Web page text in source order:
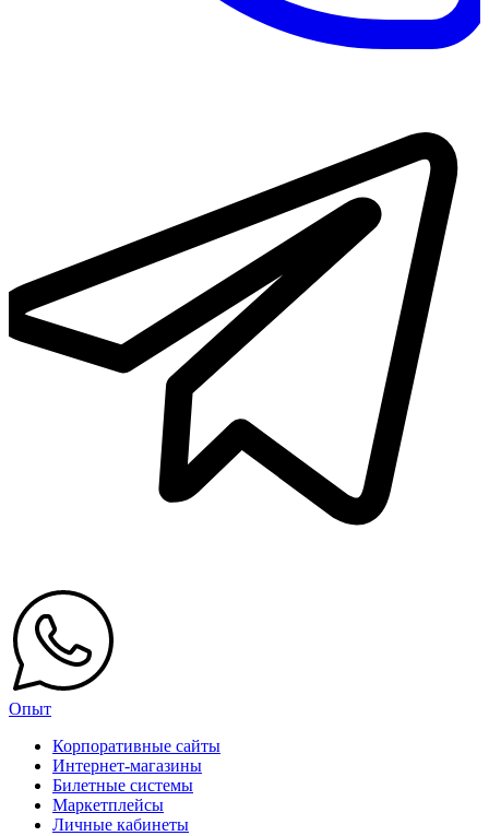
Опыт
Корпоративные сайты
Интернет-магазины
Билетные системы
Маркетплейсы
Личные кабинеты